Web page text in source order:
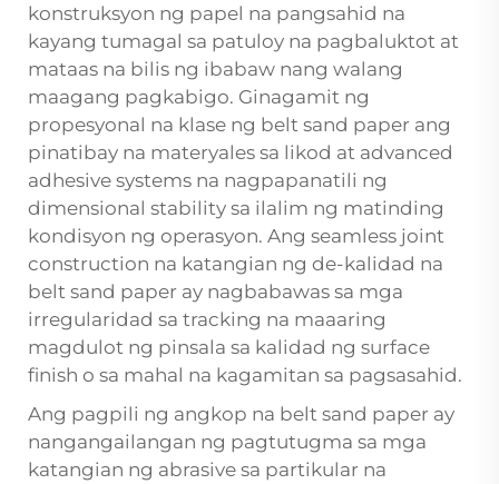
konstruksyon ng papel na pangsahid na
kayang tumagal sa patuloy na pagbaluktot at
mataas na bilis ng ibabaw nang walang
maagang pagkabigo. Ginagamit ng
propesyonal na klase ng belt sand paper ang
pinatibay na materyales sa likod at advanced
adhesive systems na nagpapanatili ng
dimensional stability sa ilalim ng matinding
kondisyon ng operasyon. Ang seamless joint
construction na katangian ng de-kalidad na
belt sand paper ay nagbabawas sa mga
irregularidad sa tracking na maaaring
magdulot ng pinsala sa kalidad ng surface
finish o sa mahal na kagamitan sa pagsasahid.
Ang pagpili ng angkop na belt sand paper ay
nangangailangan ng pagtutugma sa mga
katangian ng abrasive sa partikular na